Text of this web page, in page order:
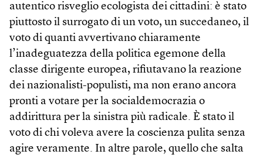
autentico risveglio ecologista dei cittadini: è stato
piuttosto il surrogato di un voto, un succedaneo, il
voto di quanti avvertivano chiaramente
l’inadeguatezza della politica egemone della
classe dirigente europea, rifiutavano la reazione
dei nazionalisti-populisti, ma non erano ancora
pronti a votare per la socialdemocrazia o
addirittura per la sinistra più radicale. È stato il
voto di chi voleva avere la coscienza pulita senza
agire veramente. In altre parole, quello che salta